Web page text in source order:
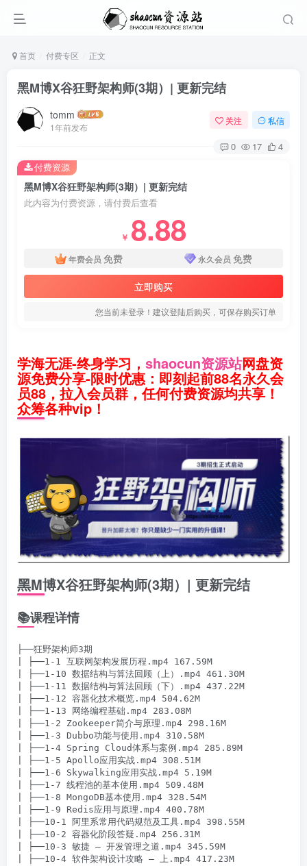
首页 付费专区 正文
黑M博X谷狂野架构师(3期）| 更新完结
tomm
1年前发布
关注 私信
0 17 4
黑M博X谷狂野架构师(3期）| 更新完结
此内容为付费资源，请付费后查看
￥ 8.88
年费会员 免费 永久会员 免费
立即购买
您当前未登录！建议登陆后购买，可保存购买订单
付费资源
学海无涯-终身学习， shaocun资源站网盘资
源免费分享-限时优惠：即刻起前88名永久会
员88，拉入会员群，任何付费资源均共享！
众筹各种vip！
黑M博X谷狂野架构师(3期）| 更新完结
📚课程详情
├──狂野架构师3期
| ├──1-1 互联网架构发展历程.mp4 167.59M
| ├──1-10 数据结构与算法回顾（上）.mp4 461.30M
| ├──1-11 数据结构与算法回顾（下）.mp4 437.22M
| ├──1-12 容器化技术概览.mp4 504.62M
| ├──1-13 网络编程基础.mp4 283.08M
| ├──1-2 Zookeeper简介与原理.mp4 298.16M
| ├──1-3 Dubbo功能与使用.mp4 310.58M
| ├──1-4 Spring Cloud体系与案例.mp4 285.89M
| ├──1-5 Apollo应用实战.mp4 308.51M
| ├──1-6 Skywalking应用实战.mp4 5.19M
| ├──1-7 线程池的基本使用.mp4 509.48M
| ├──1-8 MongoDB基本使用.mp4 328.54M
| ├──1-9 Redis应用与原理.mp4 400.78M
| ├──10-1 阿里系常用代码规范及工具.mp4 398.55M
| ├──10-2 容器化阶段答疑.mp4 256.31M
| ├──10-3 敏捷 – 开发管理之道.mp4 345.59M
| ├──10-4 软件架构设计攻略 – 上.mp4 417.23M